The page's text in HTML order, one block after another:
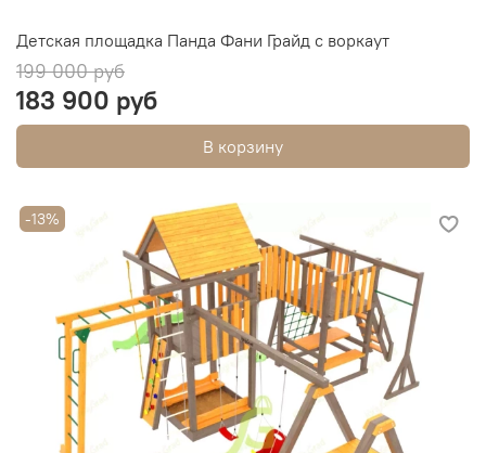
Детская площадка Панда Фани Грайд с воркаут
199 000 руб
183 900 руб
В корзину
-13%